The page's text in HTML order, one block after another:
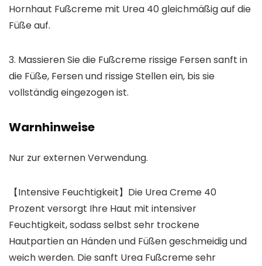
Hornhaut Fußcreme mit Urea 40 gleichmäßig auf die
Füße auf.
3. Massieren Sie die Fußcreme rissige Fersen sanft in
die Füße, Fersen und rissige Stellen ein, bis sie
vollständig eingezogen ist.
Warnhinweise
Nur zur externen Verwendung.
【Intensive Feuchtigkeit】Die Urea Creme 40
Prozent versorgt Ihre Haut mit intensiver
Feuchtigkeit, sodass selbst sehr trockene
Hautpartien an Händen und Füßen geschmeidig und
weich werden. Die sanft Urea Fußcreme sehr